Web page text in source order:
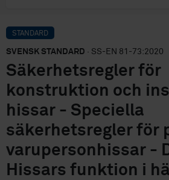
STANDARD
SVENSK STANDARD · SS-EN 81-73:2020
Säkerhetsregler för
konstruktion och
hissar - Speciella
säkerhetsregler för
varupersonhissar -
Hissars funktion i